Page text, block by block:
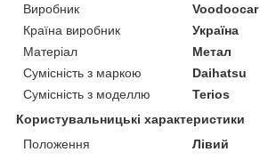
Виробник
Voodoocar
Країна виробник
Україна
Матеріал
Метал
Сумісність з маркою
Daihatsu
Сумісність з моделлю
Terios
Користувальницькі характеристики
Положення
Лівий